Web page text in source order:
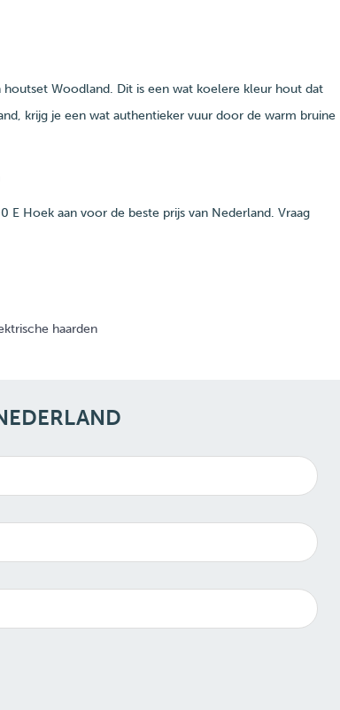
Woodland. Dit is een wat koelere kleur hout dat
krijg je een wat authentieker vuur door de warm bruine
Hoek aan voor de beste prijs van Nederland. Vraag
haarden